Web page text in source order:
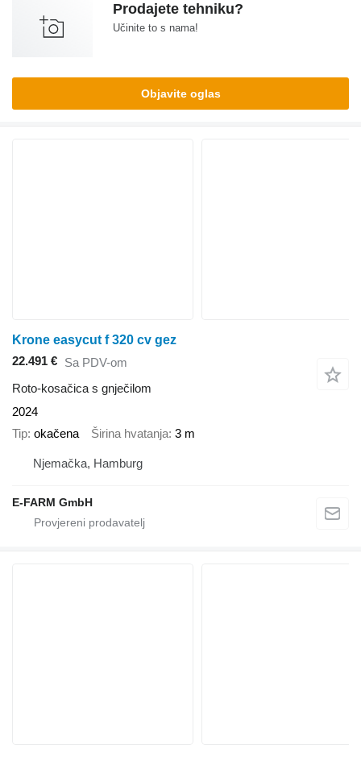
Prodajete tehniku?
Učinite to s nama!
Objavite oglas
Krone easycut f 320 cv gez
22.491 € Sa PDV-om
Roto-kosačica s gnječilom
2024
Tip okačena Širina hvatanja 3 m
Njemačka, Hamburg
E-FARM GmbH